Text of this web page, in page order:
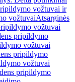
vožtuvai ir
vožtuvaiAtsarginės
vožtuvai
pripildymo
vožtuvai
pripildymo
vožtuvai
pripildymo